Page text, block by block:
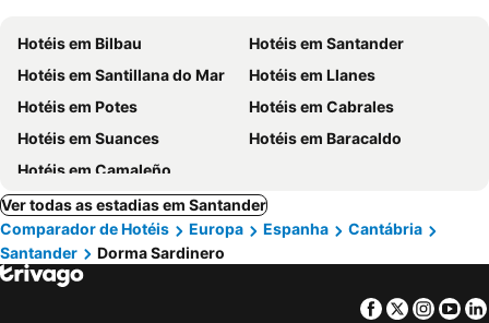
Hotéis em Bilbau
Hotéis em Santander
Hotéis em Santillana do Mar
Hotéis em Llanes
Hotéis em Potes
Hotéis em Cabrales
Hotéis em Suances
Hotéis em Baracaldo
Hotéis em Camaleño
Ver todas as estadias em Santander
Comparador de Hotéis
Europa Espanha
Cantábria
Santander
Dorma Sardinero
Facebook
Twitter